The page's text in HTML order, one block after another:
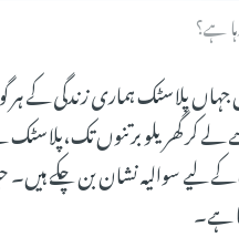
ہے؟
پلاسٹک ہماری زندگی کے
لے کر گھریلو برتنوں
لیے سوالیہ نشان بن چکے
ہے۔